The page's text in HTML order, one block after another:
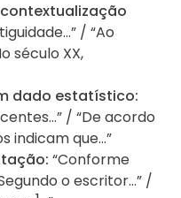
/ “Ao
século XX,
dado estatístico:
/ “De acordo
indicam que…”
“Conforme
o escritor…” /